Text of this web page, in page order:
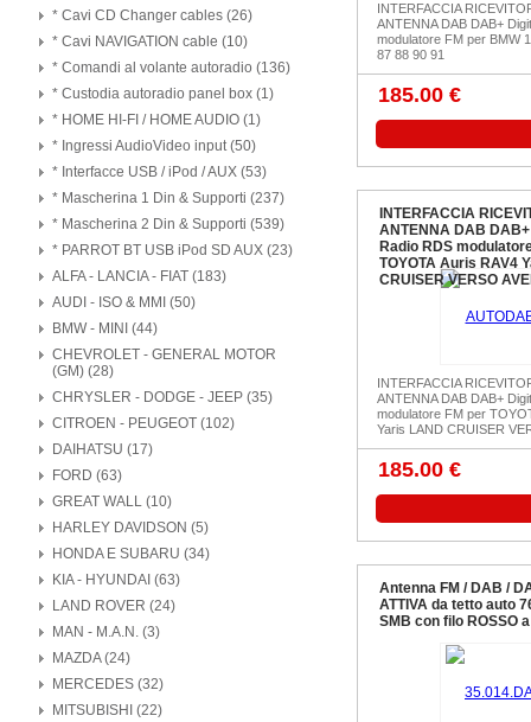
* Cavi CD Changer cables (26)
* Cavi NAVIGATION cable (10)
* Comandi al volante autoradio (136)
* Custodia autoradio panel box (1)
* HOME HI-FI / HOME AUDIO (1)
* Ingressi AudioVideo input (50)
* Interfacce USB / iPod / AUX (53)
* Mascherina 1 Din & Supporti (237)
* Mascherina 2 Din & Supporti (539)
* PARROT BT USB iPod SD AUX (23)
ALFA - LANCIA - FIAT (183)
AUDI - ISO & MMI (50)
BMW - MINI (44)
CHEVROLET - GENERAL MOTOR
(GM) (28)
CHRYSLER - DODGE - JEEP (35)
CITROEN - PEUGEOT (102)
DAIHATSU (17)
FORD (63)
GREAT WALL (10)
HARLEY DAVIDSON (5)
HONDA E SUBARU (34)
KIA - HYUNDAI (63)
LAND ROVER (24)
MAN - M.A.N. (3)
MAZDA (24)
MERCEDES (32)
MITSUBISHI (22)
INTERFACCIA
ANTENNA DAB DAB+
modulatore FM per BMW
87 88 90 91
185.00 €
INTERFACCIA
ANTENNA DAB
Radio RDS
TOYOTA Auris RAV4
CRUISER VERSO
INTERFACCIA
ANTENNA DAB DAB+
modulatore FM per
Yaris LAND CRUISER
185.00 €
Antenna FM / DAB /
ATTIVA da tetto auto
SMB con filo ROSSO